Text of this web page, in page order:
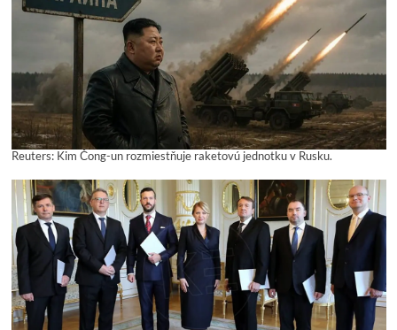
Reuters: Kim Čong-un rozmiestňuje raketovú jednotku v Rusku.